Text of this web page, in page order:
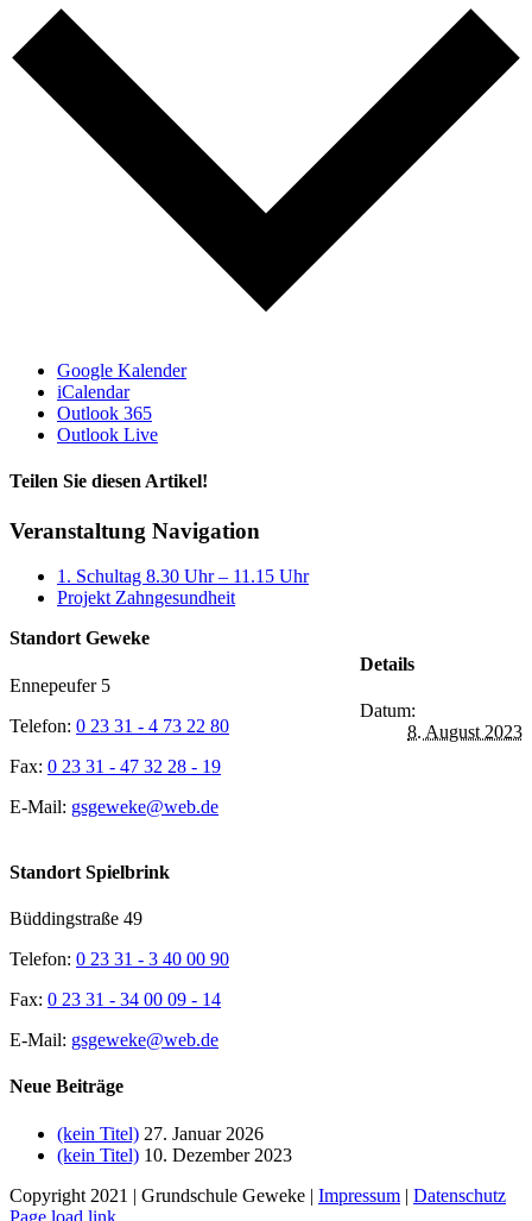
Google Kalender
iCalendar
Outlook 365
Outlook Live
Teilen Sie diesen Artikel!
Facebook
X
Reddit
LinkedIn
WhatsApp
Tumblr
Pinterest
Vk
Xing
E-
Veranstaltung Navigation
1. Schultag 8.30 Uhr – 11.15 Uhr
Projekt Zahngesundheit
Details
Datum:
8. August 2023
Standort Geweke
Ennepeufer 5
Telefon: 0 23 31 - 4 73 22 80
Fax: 0 23 31 - 47 32 28 - 19
E-Mail: gsgeweke@web.de
Standort Spielbrink
Büddingstraße 49
Telefon: 0 23 31 - 3 40 00 90
Fax: 0 23 31 - 34 00 09 - 14
E-Mail: gsgeweke@web.de
Neue Beiträge
(kein Titel) 27. Januar 2026
(kein Titel) 10. Dezember 2023
Copyright 2021 | Grundschule Geweke | Impressum | Datenschutz
Page load link